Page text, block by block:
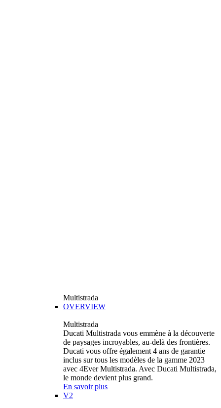
Multistrada
OVERVIEW
Multistrada
Ducati Multistrada vous emmène à la découverte
de paysages incroyables, au-delà des frontières.
Ducati vous offre également 4 ans de garantie
inclus sur tous les modèles de la gamme 2023
avec 4Ever Multistrada. Avec Ducati Multistrada,
le monde devient plus grand.
En savoir plus
V2